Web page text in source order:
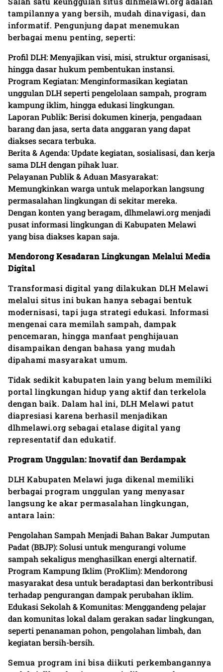
tampilannya yang bersih, mudah dinavigasi, dan
informatif. Pengunjung dapat menemukan
berbagai menu penting, seperti:
Profil DLH: Menyajikan visi, misi, struktur organisasi,
hingga dasar hukum pembentukan instansi.
Program Kegiatan: Menginformasikan kegiatan
unggulan DLH seperti pengelolaan sampah, program
kampung iklim, hingga edukasi lingkungan.
Laporan Publik: Berisi dokumen kinerja, pengadaan
barang dan jasa, serta data anggaran yang dapat
diakses secara terbuka.
Berita & Agenda: Update kegiatan, sosialisasi, dan kerja
sama DLH dengan pihak luar.
Pelayanan Publik & Aduan Masyarakat:
Memungkinkan warga untuk melaporkan langsung
permasalahan lingkungan di sekitar mereka.
Dengan konten yang beragam, dlhmelawi.org menjadi
pusat informasi lingkungan di Kabupaten Melawi
yang bisa diakses kapan saja.
Mendorong Kesadaran Lingkungan Melalui Media
Digital
Transformasi digital yang dilakukan DLH Melawi
melalui situs ini bukan hanya sebagai bentuk
modernisasi, tapi juga strategi edukasi. Informasi
mengenai cara memilah sampah, dampak
pencemaran, hingga manfaat penghijauan
disampaikan dengan bahasa yang mudah
dipahami masyarakat umum.
Tidak sedikit kabupaten lain yang belum memiliki
portal lingkungan hidup yang aktif dan terkelola
dengan baik. Dalam hal ini, DLH Melawi patut
diapresiasi karena berhasil menjadikan
dlhmelawi.org sebagai etalase digital yang
representatif dan edukatif.
Program Unggulan: Inovatif dan Berdampak
DLH Kabupaten Melawi juga dikenal memiliki
berbagai program unggulan yang menyasar
langsung ke akar permasalahan lingkungan,
antara lain:
Pengolahan Sampah Menjadi Bahan Bakar Jumputan
Padat (BBJP): Solusi untuk mengurangi volume
sampah sekaligus menghasilkan energi alternatif.
Program Kampung Iklim (ProKlim): Mendorong
masyarakat desa untuk beradaptasi dan berkontribusi
terhadap pengurangan dampak perubahan iklim.
Edukasi Sekolah & Komunitas: Menggandeng pelajar
dan komunitas lokal dalam gerakan sadar lingkungan,
seperti penanaman pohon, pengolahan limbah, dan
kegiatan bersih-bersih.
Semua program ini bisa diikuti perkembangannya